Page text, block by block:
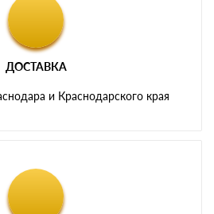
ДОСТАВКА
и Краснодарского края